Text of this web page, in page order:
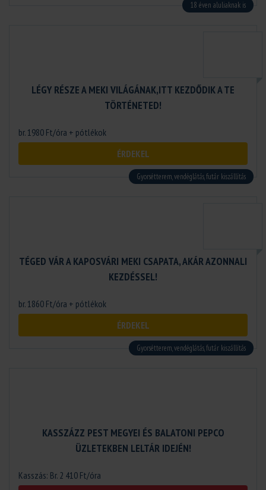
18 éven aluliaknak is
LÉGY RÉSZE A MEKI VILÁGÁNAK,ITT KEZDŐDIK A TE
TÖRTÉNETED!
br. 1980 Ft/óra + pótlékok
ÉRDEKEL
Gyorsétterem, vendéglátás, futár kiszállítás
TÉGED VÁR A KAPOSVÁRI MEKI CSAPATA, AKÁR AZONNALI
KEZDÉSSEL!
br. 1860 Ft/óra + pótlékok
ÉRDEKEL
Gyorsétterem, vendéglátás, futár kiszállítás
KASSZÁZZ PEST MEGYEI ÉS BALATONI PEPCO
ÜZLETEKBEN LELTÁR IDEJÉN!
Kasszás: Br. 2 410 Ft/óra